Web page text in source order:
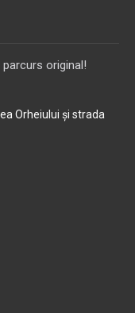
original!
Orheiului și strada